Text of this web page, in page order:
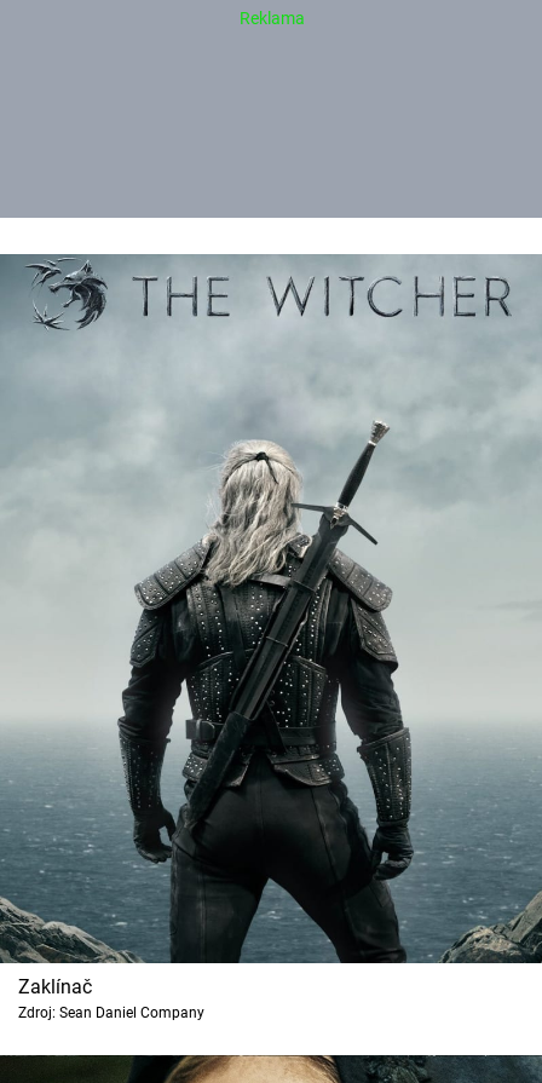
Zaklínač
Zdroj: Sean Daniel Company